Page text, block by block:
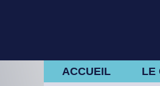
ACCUEIL LE